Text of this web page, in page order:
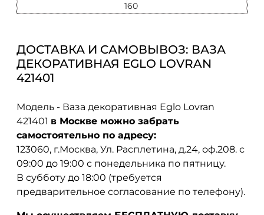
160
ДОСТАВКА И САМОВЫВОЗ: ВАЗА
ДЕКОРАТИВНАЯ EGLO LOVRAN
421401
Модель - Ваза декоративная Eglo Lovran
421401 в Москве можно забрать
самостоятельно по адресу:
123060, г.Москва, Ул. Расплетина, д.24, оф.208. с
09:00 до 19:00 с понедельника по пятницу.
В субботу до 18:00 (требуется
предварительное согласование по телефону).